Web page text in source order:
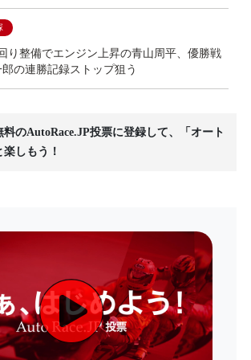
り整備でエンジン上昇の青山周平、優勝戦
の連勝記録ストップ狙う
のAutoRace.JP投票に登録して、「オート
しもう！